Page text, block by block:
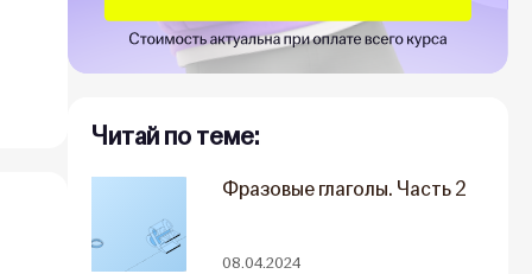
Читай по теме:
Фразовые глаголы. Часть 2
08.04.2024